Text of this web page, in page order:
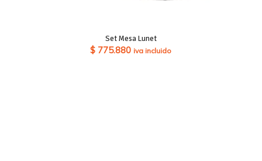
Set Mesa Lunet
$ 775.880 iva incluido